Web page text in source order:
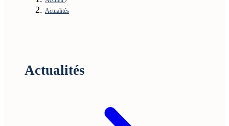
Actualités
Actualités